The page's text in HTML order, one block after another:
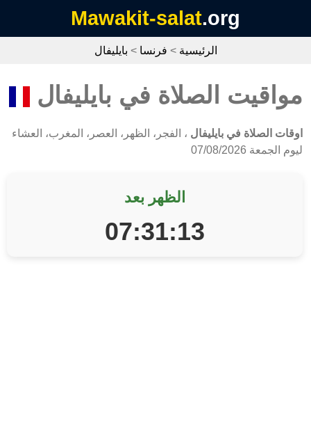
Mawakit-salat.org
الرئيسية > فرنسا > بايليفال
مواقيت الصلاة في بايليفال
اوقات الصلاة في بايليفال ، الفجر، الظهر، العصر، المغرب، العشاء
ليوم الجمعة 07/08/2026
الظهر بعد
07:31:12